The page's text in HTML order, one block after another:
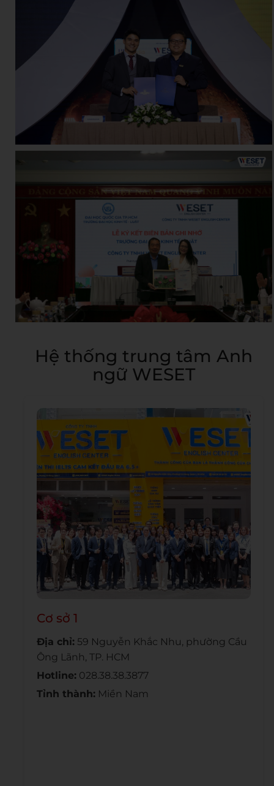
Hệ thống trung tâm Anh
ngữ WESET
Cơ sở 1
Địa chỉ: 59 Nguyễn Khắc Nhu, phường Cầu
Ông Lãnh, TP. HCM
Hotline: 028.38.38.3877
Tỉnh thành: Miền Nam